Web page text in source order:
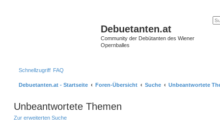
Debuetanten.at
Community der Debütanten des Wiener
Opernballes
Schnellzugriff FAQ
Debuetanten.at - Startseite Foren-Übersicht Suche Unbeantwortete
Unbeantwortete Themen
Zur erweiterten Suche